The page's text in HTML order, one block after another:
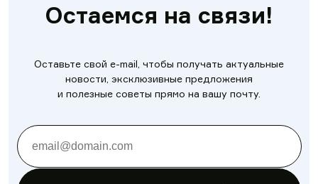
Остаемся на связи!
Оставьте свой e-mail, чтобы получать актуальные
новости, эксклюзивные предложения
и полезные советы прямо на вашу почту.